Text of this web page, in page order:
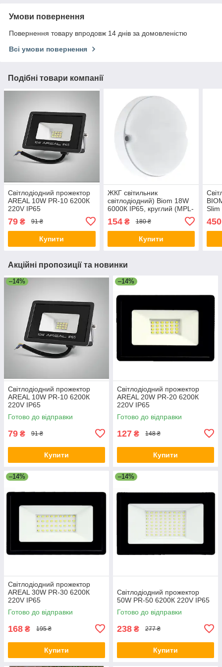
Умови повернення
Повернення товару впродовж 14 днів за домовленістю
Всі умови повернення
Подібні товари компанії
Світлодіодний прожектор
AREAL 10W PR-10 6200К
220V IP65
79 ₴ 91 ₴
Купити
ЖКГ світильник
світлодіодний) Biom 18W
6000К IP65, круглий (MPL-
154₴ 180 ₴
Купити
Slim
450
Акційні пропозиції та новинки
–14%
Світлодіодний прожектор
AREAL 10W PR-10 6200К
220V IP65
Готово до відправки
79 ₴ 91 ₴
Купити
–14%
Світлодіодний прожектор
AREAL 20W PR-20 6200К
220V IP65
Готово до відправки
127 ₴ 148 ₴
Купити
–14%
Світлодіодний прожектор
AREAL 30W PR-30 6200К
220V IP65
Готово до відправки
168 ₴ 195 ₴
Купити
–14%
Світлодіодний прожектор
50W PR-50 6200К 220V IP65
Готово до відправки
238 ₴ 277 ₴
Купити